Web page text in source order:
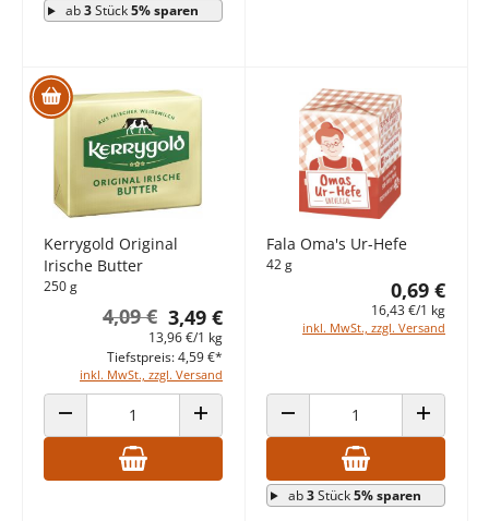
ab3Stück5% sparen
Kerrygold Original
Irische Butter
250 g
3,49 €
4,09 €
13,96 €/1 kg
inkl. MwSt., zzgl. Versand
Tiefstpreis: 4,59 €*
ANZAHL VERRINGERN ANZAHL ERHÖHEN
Fala Oma's Ur-Hefe
42 g
0,69 €
16,43 €/1 kg
inkl. MwSt., zzgl. Versand
ANZAHL VERRINGERN ANZAHL
ab3Stück5% sparen